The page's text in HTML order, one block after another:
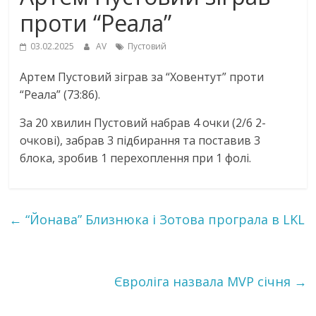
проти “Реала”
03.02.2025 AV Пустовий
Артем Пустовий зіграв за “Ховентут” проти
“Реала” (73:86).
За 20 хвилин Пустовий набрав 4 очки (2/6 2-
очкові), забрав 3 підбирання та поставив 3
блока, зробив 1 перехоплення при 1 фолі.
← “Йонава” Близнюка і Зотова програла в LKL
Євроліга назвала MVP січня →